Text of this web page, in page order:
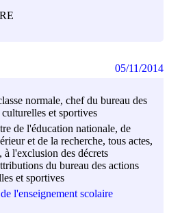
normale, chef du bureau des
et sportives
de l'éducation nationale, de
et de la recherche, tous actes,
à l'exclusion des décrets
du bureau des actions
et sportives
l'enseignement scolaire
05/11/2014